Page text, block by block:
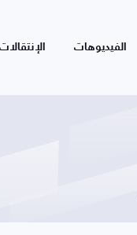
الفيديوهات الإنتقالات